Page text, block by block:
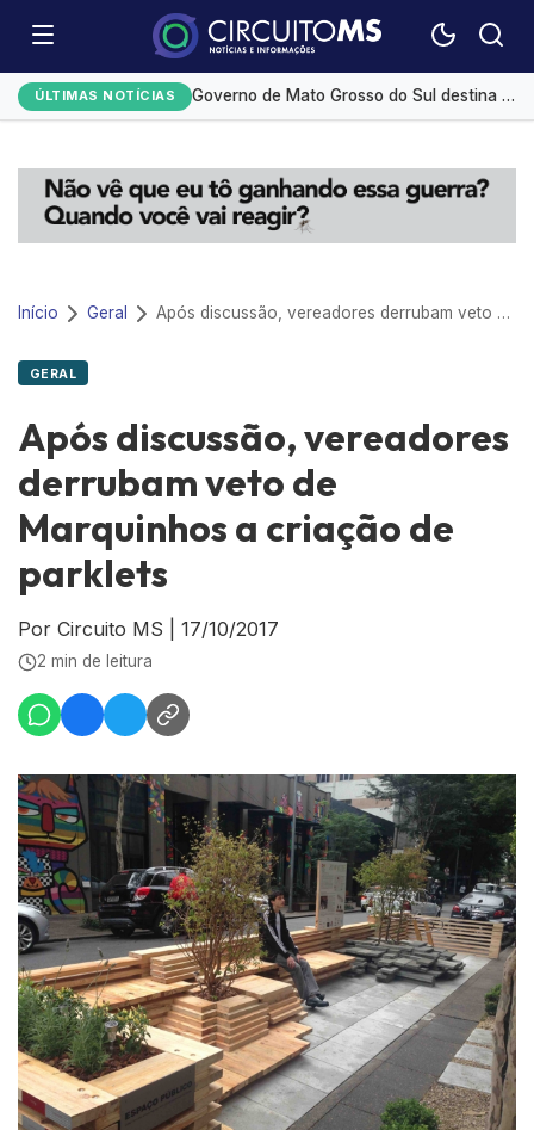
ÚLTIMAS NOTÍCIAS
Desmatamento na Amazônia cai 36,87% no último ano
Governo de Mato Grosso do Sul destina R$ 5,2 milhões para compra de medicamentos de alto custo
Monitoramento de tornozeleiras eletrônicas gera custo mensal de R$ 1,8 milhão
Início Geral Após discussão, vereadores derrubam veto de Marquinhos a criação de parklets
GERAL
Após discussão, vereadores
derrubam veto de
Marquinhos a criação de
parklets
Por Circuito MS 17/10/2017
2 min de leitura